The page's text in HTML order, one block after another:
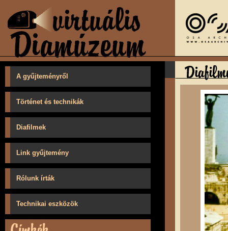
A gyűjteményről
Történet és technikák
Diafilmek
Link gyűjtemény
Rólunk írták
Technikai eszközök